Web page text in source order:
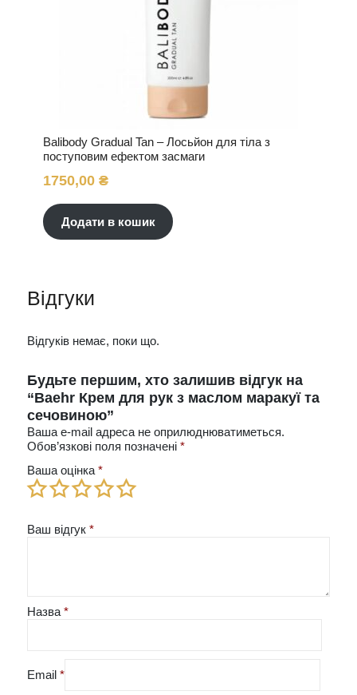
Balibody Gradual Tan – Лосьйон для тіла з
поступовим ефектом засмаги
1750,00 ₴
Додати в кошик
Відгуки
Відгуків немає, поки що.
Будьте першим, хто залишив відгук на
“Baehr Крем для рук з маслом маракуї та
сечовиною”
Ваша e-mail адреса не оприлюднюватиметься.
Обов’язкові поля позначені *
Ваша оцінка *
Ваш відгук *
Назва *
Email *